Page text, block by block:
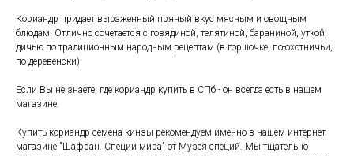
Кориандр придает выраженный пряный вкус мясным и овощным
блюдам. Отлично сочетается с говядиной, телятиной, бараниной, уткой,
дичью по традиционным народным рецептам (в горшочке, по-охотничьи,
по-деревенски).
Если Вы не знаете, где кориандр купить в СПб - он всегда есть в нашем
магазине.
Купить кориандр семена кинзы рекомендуем именно в нашем интернет-
магазине "Шафран. Специи мира" от Музея специй. Мы тщательно